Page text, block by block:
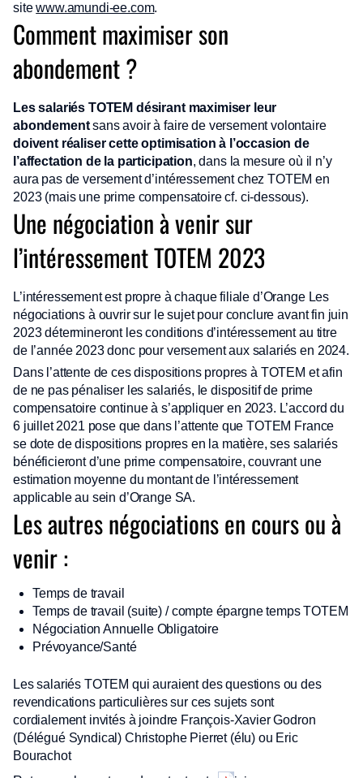
sitewww.amundi-ee.com.
Comment maximiser son
abondement ?
Les salariés TOTEM désirant maximiser leur
abondementsans avoir à faire de versement volontaire
doivent réaliser cette optimisation à l’occasion de
l’affectation de la participation, dans la mesure où il n’y
aura pas de versement d’intéressement chez TOTEM en
2023 (mais une prime compensatoire cf. ci-dessous).
Une négociation à venir sur
l’intéressement TOTEM 2023
L’intéressement est propre à chaque filiale d’Orange Les
négociations à ouvrir sur le sujet pour conclure avant fin juin
2023 détermineront les conditions d’intéressement au titre
de l’année 2023 donc pour versement aux salariés en 2024.
Dans l’attente de ces dispositions propres à TOTEM et afin
de ne pas pénaliser les salariés, le dispositif de prime
compensatoire continue à s’appliquer en 2023. L’accord du
6 juillet 2021 pose que dans l’attente que TOTEM France
se dote de dispositions propres en la matière, ses salariés
bénéficieront d’une prime compensatoire, couvrant une
estimation moyenne du montant de l’intéressement
applicable au sein d’Orange SA.
Les autres négociations en cours ou à
venir :
Temps de travail
Temps de travail (suite) / compte épargne temps TOTEM
Négociation Annuelle Obligatoire
Prévoyance/Santé
Les salariés TOTEM qui auraient des questions ou des
revendications particulières sur ces sujets sont
cordialement invités à joindre François-Xavier Godron
(Délégué Syndical) Christophe Pierret (élu) ou Eric
Bourachot